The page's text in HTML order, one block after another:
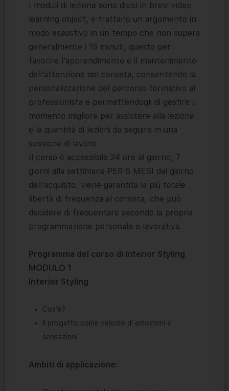
I moduli di lezione sono divisi in brevi video
learning object, e trattano un argomento in
modo esaustivo in un tempo che non supera
generalmente i 15 minuti, questo per
favorire l’apprendimento e il mantenimento
dell’attenzione del corsista, consentendo la
personalizzazione del percorso formativo al
professionista e permettendogli di gestire il
momento migliore per assistere alla lezione
e la quantità di lezioni da seguire in una
sessione di lavoro
Il corso è accessibile 24 ore al giorno, 7
giorni alla settimana PER 6 MESI dal giorno
dell’acquisto, viene garantita la più totale
libertà di frequenza al corsista, che può
decidere di frequentare secondo la propria
programmazione personale e lavorativa.
Programma del corso di Interior Styling
MODULO 1
Interior Styling
Cos’è?
Il progetto come veicolo di emozioni e
sensazioni
Ambiti di applicazione: